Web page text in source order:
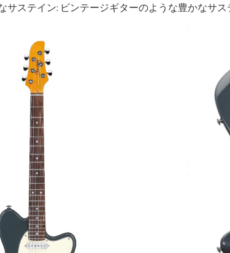
サステイン: ビンテージギターのような豊かなサス